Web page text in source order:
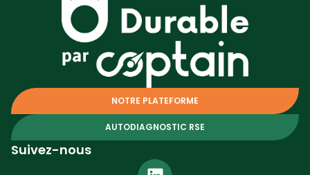
NOTRE PLATEFORME
AUTODIAGNOSTIC RSE
Suivez-nous